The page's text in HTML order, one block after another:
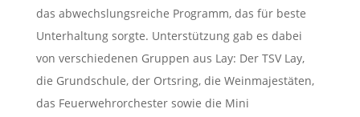
das abwechslungsreiche Programm, das für beste
Unterhaltung sorgte. Unterstützung gab es dabei
von verschiedenen Gruppen aus Lay: Der TSV Lay,
die Grundschule, der Ortsring, die Weinmajestäten,
das Feuerwehrorchester sowie die Mini